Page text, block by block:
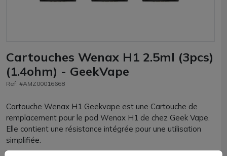
Cartouches Wenax H1 2.5ml (3pcs)
(1.4ohm) - GeekVape
Ref: #AMZ00016668
Cartouche Wenax H1 Geekvape est une Cartouche de
remplacement pour le pod Wenax H1 de chez Geek Vape.
Elle contient une résistance intégrée pour une utilisation
simplifiée.